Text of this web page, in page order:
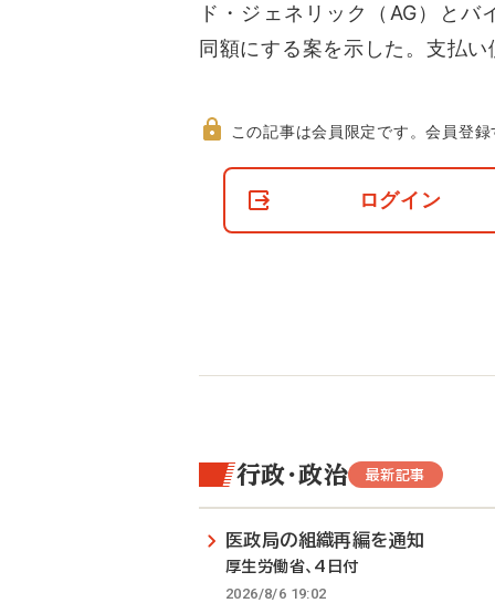
ド・ジェネリック（AG）と
同額にする案を示した。支払
て
この記事は会員限定です。会員登
ログイン
行政・政治 最新記事
医政局の組織再編を通知
厚生労働省、4日付
2026/8/6 19:02